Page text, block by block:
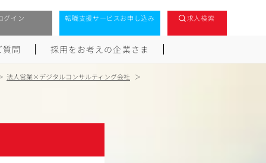
グイン 転職支援サービスお申し込み 求人検索
問 採用をお考えの企業さま
法人営業×デジタルコンサルティング会社